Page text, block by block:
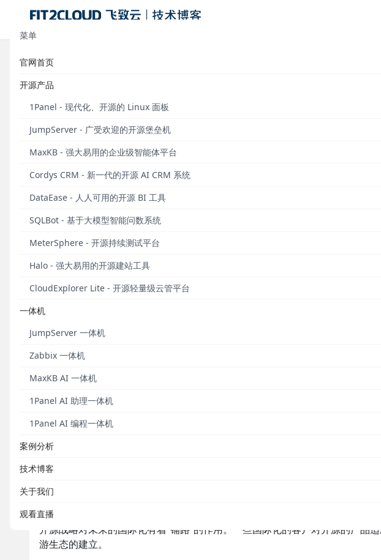
菜单
官网首页
开源产品
1Panel - 现代化、开源的 Linux 面板
JumpServer - 广受欢迎的开源堡垒机
MaxKB - 强大易用的企业级智能体平台
Cordys CRM - 新一代的开源 AI CRM 系统
DataEase - 人人可用的开源 BI 工具
SQLBot - 基于大模型智能问数系统
MeterSphere - 开源持续测试平台
Halo - 强大易用的开源建站工具
CloudExplorer Lite - 开源轻量级云管平台
一体机
JumpServer 一体机
Zabbix 一体机
MaxKB AI 一体机
1Panel AI 助理一体机
1Panel AI 编程一体机
案例分析
技术博客
关于我们
观看直播
36氪｜完成四大产品线的复合布局，「飞致云」想要
提供商
C+轮融资由嘉御基金独家投资。两轮融资后，飞致云已经成为第三方多云管理
飞致云成立于2014年，在过去5年多的时间里，公司通过不断的业务复合拓展
发展为开源驱动的企业级软件提供商。除多云管理平台FIT2CLOUD外，飞致
运行、管理和保护 IT 基础设施与应用的关键工具。
开源驱动的商业模式能够高效提升产品市场占有率
对于企业级软件来说，无论是多云管理平台（CMP）还是IT服务管理（ITSM）
业的IT水平参差不齐，软件服务商鱼龙混杂，也造成软件的交付周期长、客单价
开源模式与传统软件重渠道的销售相反，是自分发的模式，主要面向开发者人
场占有率的快速提升。
阮志敏举例，像多云管理这种闭源的产品的相关介绍和文档，在飞致云官方网
时，由于开源产品直接面向开发者，因此对产品迭代的速度和质量要求非常高
格规划。
开源产品也更容易采用按年向客户收取的付费模式。像红帽这样的开源厂商已
开源战略对未来的国际化有着“铺路”的作用。一些国际化的客户对开源的产品
游生态的建立。